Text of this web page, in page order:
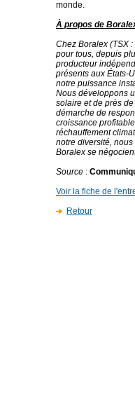
monde.
À propos de
Chez Boralex (TSX
pour tous, depuis
producteur
présents aux États-
notre puissance
Nous développons
solaire et de près
démarche de
croissance
réchauffement
notre diversité,
Boralex se
Source :
Voir la fiche de
Retour